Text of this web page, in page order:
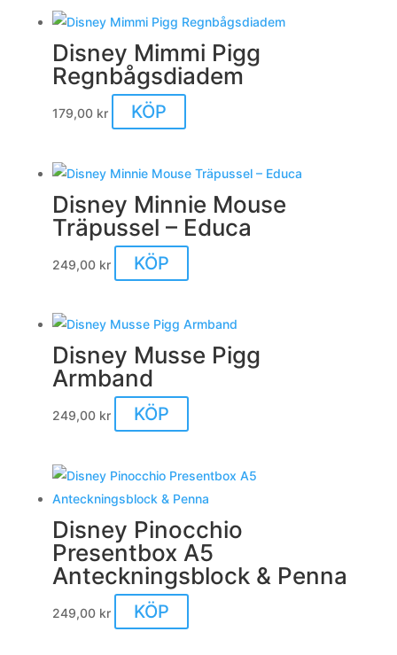
Disney Mimmi Pigg
Regnbågsdiadem
179,00 kr KÖP
Disney Minnie Mouse
Träpussel – Educa
249,00 kr KÖP
Disney Musse Pigg
Armband
249,00 kr KÖP
Disney Pinocchio
Presentbox A5
Anteckningsblock & Penna
249,00 kr KÖP